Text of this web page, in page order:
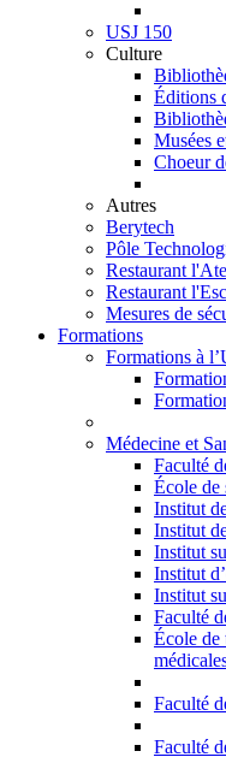
USJ 150
Culture
Éditions
Musées
Choeur
Autres
Berytech
Pôle
Restaurant
Restaurant
Mesures de
Formations
Formations à
Médecine et
Faculté
École de
Institut
Institut
Institut
Institut
Institut
Faculté
École de
Faculté
Faculté